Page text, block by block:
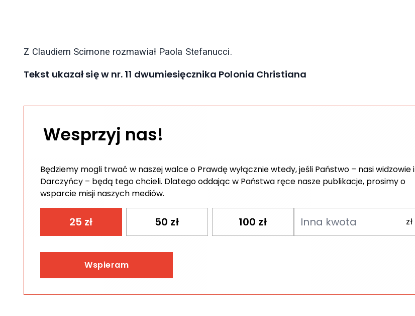
Z Claudiem Scimone rozmawiał Paola Stefanucci.
Tekst ukazał się w nr. 11 dwumiesięcznika Polonia Christiana
Wesprzyj nas!
Będziemy mogli trwać w naszej walce o Prawdę wyłącznie wtedy, jeśli Państwo – nasi widzowie i
Darczyńcy – będą tego chcieli. Dlatego oddając w Państwa ręce nasze publikacje, prosimy o
wsparcie misji naszych mediów.
25 zł 50 zł 100 zł
Wspieram